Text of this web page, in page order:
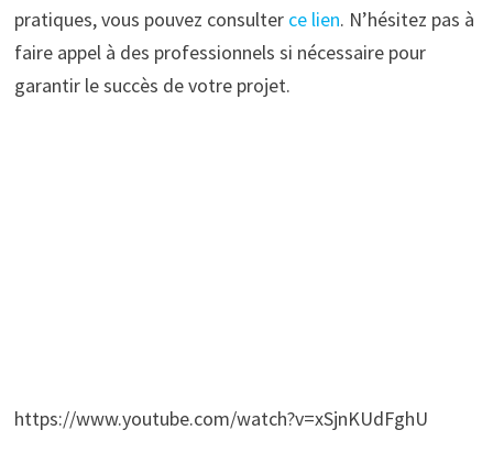
pratiques, vous pouvez consulter ce lien. N’hésitez pas à
faire appel à des professionnels si nécessaire pour
garantir le succès de votre projet.
https://www.youtube.com/watch?v=xSjnKUdFghU